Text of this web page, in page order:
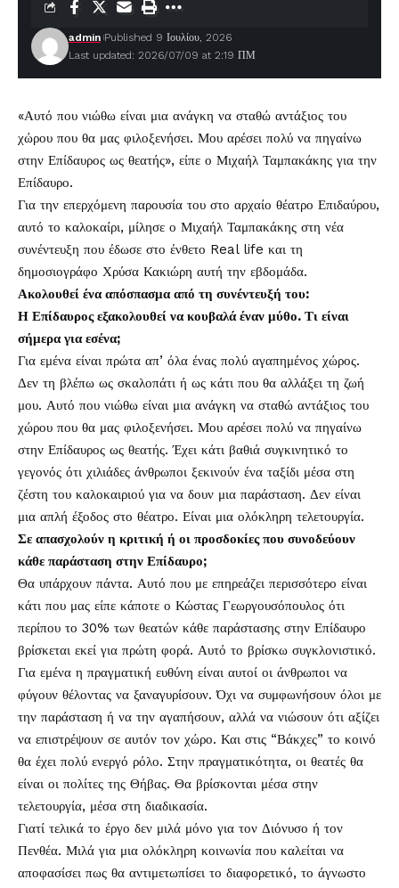
Last updated: 2026/07/09 at 2:19 ΠΜ
admin Published 9 Ιουλίου, 2026
«Αυτό που νιώθω είναι μια ανάγκη να σταθώ αντάξιος του
χώρου που θα μας φιλοξενήσει. Μου αρέσει πολύ να πηγαίνω
στην Επίδαυρος ως θεατής», είπε ο Μιχαήλ Ταμπακάκης για την
Επίδαυρο.
Για την επερχόμενη παρουσία του στο αρχαίο θέατρο Επιδαύρου,
αυτό το καλοκαίρι, μίλησε ο Μιχαήλ Ταμπακάκης στη νέα
συνέντευξη που έδωσε στο ένθετο Real life και τη
δημοσιογράφο Χρύσα Κακιώρη αυτή την εβδομάδα.
Ακολουθεί ένα απόσπασμα από τη συνέντευξή του:
Η Επίδαυρος εξακολουθεί να κουβαλά έναν μύθο. Τι είναι
σήμερα για εσένα;
Για εμένα είναι πρώτα απ’ όλα ένας πολύ αγαπημένος χώρος.
Δεν τη βλέπω ως σκαλοπάτι ή ως κάτι που θα αλλάξει τη ζωή
μου. Αυτό που νιώθω είναι μια ανάγκη να σταθώ αντάξιος του
χώρου που θα μας φιλοξενήσει. Μου αρέσει πολύ να πηγαίνω
στην Επίδαυρος ως θεατής. Έχει κάτι βαθιά συγκινητικό το
γεγονός ότι χιλιάδες άνθρωποι ξεκινούν ένα ταξίδι μέσα στη
ζέστη του καλοκαιριού για να δουν μια παράσταση. Δεν είναι
μια απλή έξοδος στο θέατρο. Είναι μια ολόκληρη τελετουργία.
Σε απασχολούν η κριτική ή οι προσδοκίες που συνοδεύουν
κάθε παράσταση στην Επίδαυρο;
Θα υπάρχουν πάντα. Αυτό που με επηρεάζει περισσότερο είναι
κάτι που μας είπε κάποτε ο Κώστας Γεωργουσόπουλος ότι
περίπου το 30% των θεατών κάθε παράστασης στην Επίδαυρο
βρίσκεται εκεί για πρώτη φορά. Αυτό το βρίσκω συγκλονιστικό.
Για εμένα η πραγματική ευθύνη είναι αυτοί οι άνθρωποι να
φύγουν θέλοντας να ξαναγυρίσουν. Όχι να συμφωνήσουν όλοι με
την παράσταση ή να την αγαπήσουν, αλλά να νιώσουν ότι αξίζει
να επιστρέψουν σε αυτόν τον χώρο. Και στις “Βάκχες” το κοινό
θα έχει πολύ ενεργό ρόλο. Στην πραγματικότητα, οι θεατές θα
είναι οι πολίτες της Θήβας. Θα βρίσκονται μέσα στην
τελετουργία, μέσα στη διαδικασία.
Γιατί τελικά το έργο δεν μιλά μόνο για τον Διόνυσο ή τον
Πενθέα. Μιλά για μια ολόκληρη κοινωνία που καλείται να
αποφασίσει πως θα αντιμετωπίσει το διαφορετικό, το άγνωστο